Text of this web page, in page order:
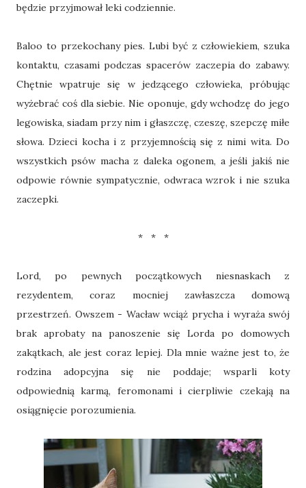
będzie przyjmował leki codziennie.
Baloo to przekochany pies. Lubi być z człowiekiem, szuka
kontaktu, czasami podczas spacerów zaczepia do zabawy.
Chętnie wpatruje się w jedzącego człowieka, próbując
wyżebrać coś dla siebie. Nie oponuje, gdy wchodzę do jego
legowiska, siadam przy nim i głaszczę, czeszę, szepczę miłe
słowa. Dzieci kocha i z przyjemnością się z nimi wita. Do
wszystkich psów macha z daleka ogonem, a jeśli jakiś nie
odpowie równie sympatycznie, odwraca wzrok i nie szuka
zaczepki.
* * *
Lord, po pewnych początkowych niesnaskach z
rezydentem, coraz mocniej zawłaszcza domową
przestrzeń. Owszem - Wacław wciąż prycha i wyraża swój
brak aprobaty na panoszenie się Lorda po domowych
zakątkach, ale jest coraz lepiej. Dla mnie ważne jest to, że
rodzina adopcyjna się nie poddaje; wsparli koty
odpowiednią karmą, feromonami i cierpliwie czekają na
osiągnięcie porozumienia.